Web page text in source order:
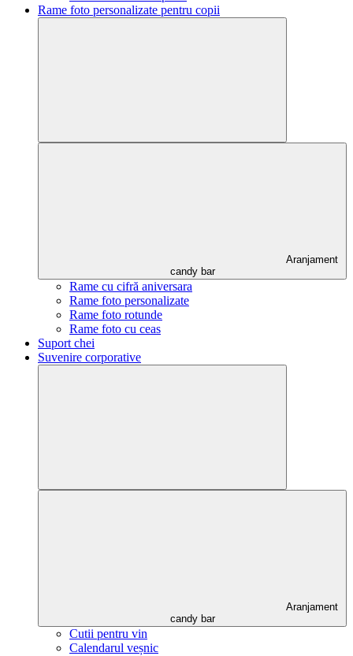
Rame foto personalizate pentru copii
Aranjament
candy bar
Rame cu cifră aniversara
Rame foto personalizate
Rame foto rotunde
Rame foto cu ceas
Suport chei
Suvenire corporative
Aranjament
candy bar
Cutii pentru vin
Calendarul veșnic